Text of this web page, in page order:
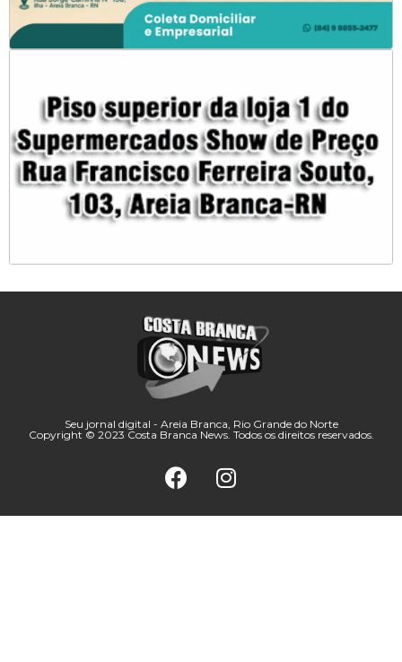
Seu jornal digital - Areia Branca, Rio Grande do Norte
Copyright © 2023 Costa Branca News. Todos os direitos reservados.